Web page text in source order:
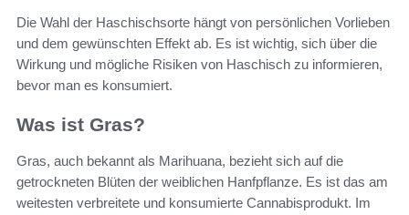
Die Wahl der Haschischsorte hängt von persönlichen Vorlieben
und dem gewünschten Effekt ab. Es ist wichtig, sich über die
Wirkung und mögliche Risiken von Haschisch zu informieren,
bevor man es konsumiert.
Was ist Gras?
Gras, auch bekannt als Marihuana, bezieht sich auf die
getrockneten Blüten der weiblichen Hanfpflanze. Es ist das am
weitesten verbreitete und konsumierte Cannabisprodukt. Im